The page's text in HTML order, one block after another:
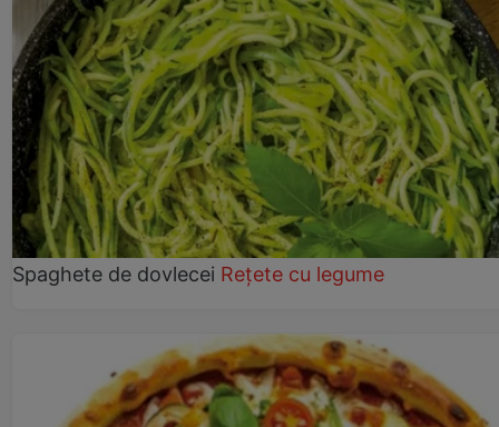
Spaghete de dovlecei Rețete cu legume